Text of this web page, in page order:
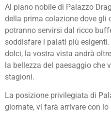
Al piano nobile di Palazzo
della prima colazione dove gli
potranno servirsi dal ricco
soddisfare i palati più
dolci, la vostra vista andrà
la bellezza del paesaggio che
stagioni.
La posizione privilegiata di
giornate, vi farà arrivare con